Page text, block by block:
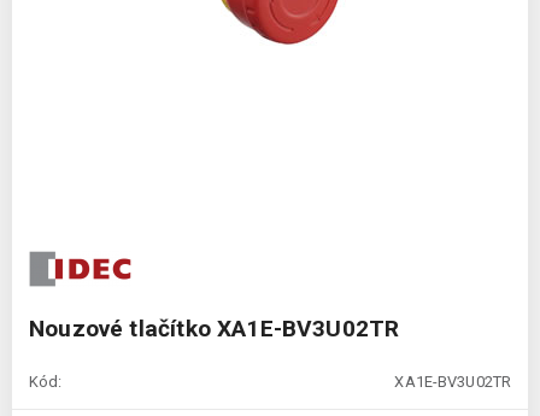
Nouzové tlačítko XA1E-BV3U02TR
Kód: XA1E-BV3U02TR